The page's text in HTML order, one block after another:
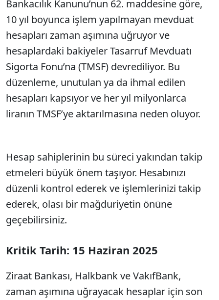
Bankacılık Kanunu’nun 62. maddesine göre,
10 yıl boyunca işlem yapılmayan mevduat
hesapları zaman aşımına uğruyor ve
hesaplardaki bakiyeler Tasarruf Mevduatı
Sigorta Fonu’na (TMSF) devrediliyor. Bu
düzenleme, unutulan ya da ihmal edilen
hesapları kapsıyor ve her yıl milyonlarca
liranın TMSF’ye aktarılmasına neden oluyor.
Hesap sahiplerinin bu süreci yakından takip
etmeleri büyük önem taşıyor. Hesabınızı
düzenli kontrol ederek ve işlemlerinizi takip
ederek, olası bir mağduriyetin önüne
geçebilirsiniz.
Kritik Tarih: 15 Haziran 2025
Ziraat Bankası, Halkbank ve VakıfBank,
zaman aşımına uğrayacak hesaplar için son